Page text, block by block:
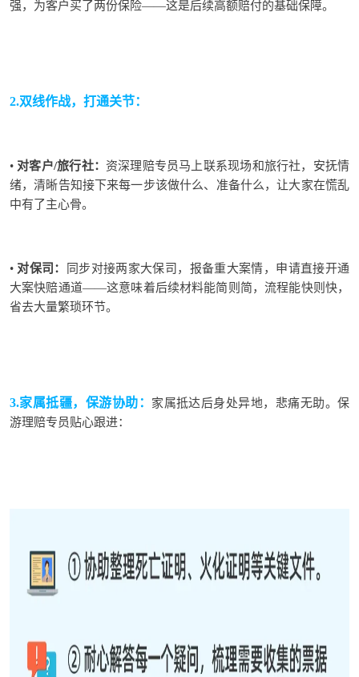
强，为客户买了两份保险——这是后续高额赔付的基础保障。
2.双线作战，打通关节：
• 对客户/旅行社： 资深理赔专员马上联系现场和旅行社，安抚情
绪，清晰告知接下来每一步该做什么、准备什么，让大家在慌乱
中有了主心骨。
• 对保司： 同步对接两家大保司 ，报备重大案情， 申请直接开通
大案快赔通道——这意味着后续材料能简则简，流程能快则快，
省去大量繁琐环节。
3.家属抵疆，保游协助： 家属抵达后身处异地，悲痛无助。保
游理赔专员贴心跟进：